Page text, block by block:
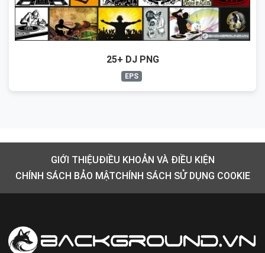
25+ DJ PNG
EPS
GIỚI THIỆUĐIỀU KHOẢN VÀ ĐIỀU KIỆN
CHÍNH SÁCH BẢO MẬTCHÍNH SÁCH SỬ DỤNG COOKIE